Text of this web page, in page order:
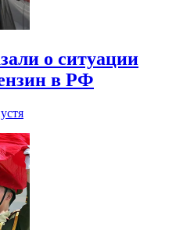
о ситуации
в РФ